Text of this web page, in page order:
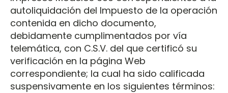
autoliquidación del Impuesto de la operación
contenida en dicho documento,
debidamente cumplimentados por vía
telemática, con C.S.V. del que certificó su
verificación en la página Web
correspondiente; la cual ha sido calificada
suspensivamente en los siguientes términos: